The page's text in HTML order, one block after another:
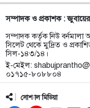
প্রতিবাদে
পাঁচ বন্ধু মিলে
বাড়ি ফিরছেন
১০
সিলেটে অনুষ্ঠান
তরুণ শিল্পী
১১
সম্পাদক ও প্রকাশক :
সম্পাদক কর্তৃক নিউ বর্নমালা
সিলেট থেকে মুদ্রিত ও
সিল-১৪৩/১৪।
ই-মেইল:
০১৭১৫-৮০৮৮০৪
সোশ্যাল মিডিয়া